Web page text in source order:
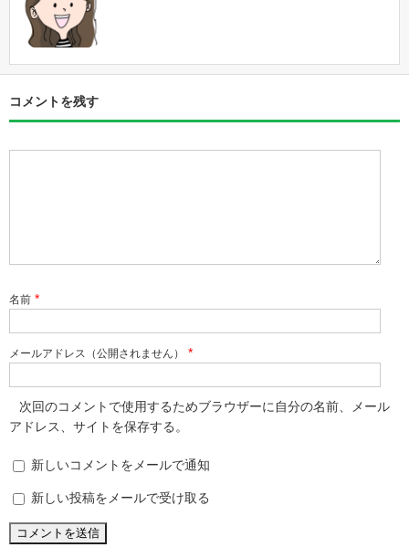
コメントを残す
名前 *
メールアドレス（公開されません） *
次回のコメントで使用するためブラウザーに自分の名前、メール
アドレス、サイトを保存する。
新しいコメントをメールで通知
新しい投稿をメールで受け取る